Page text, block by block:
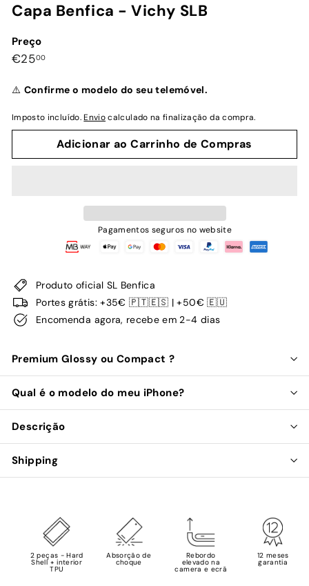
Capa Benfica - Vichy SLB
Preço
Preço
€2500€25,00
⚠️ Confirme o modelo do seu telemóvel.
Imposto incluído.Enviocalculado na finalização da compra.
Adicionar ao Carrinho de Compras
Pagamentos seguros no website
Produto oficial SL Benfica
Portes grátis: +35€ 🇵🇹🇪🇸 | +50€ 🇪🇺
Encomenda agora, recebe em 2-4 dias
Premium Glossy ou Compact ?
Qual é o modelo do meu iPhone?
Descrição
Shipping
2 peças - Hard
Shell + interior
TPU
Absorção de
choque
Rebordo
elevado na
camera e ecrã
12 meses
garantia